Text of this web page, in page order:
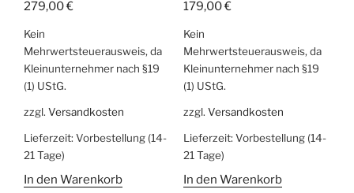
279,00€
Kein
Mehrwertsteuerausweis, da
Kleinunternehmer nach §19
(1) UStG.
zzgl. Versandkosten
Lieferzeit: Vorbestellung (14-
21 Tage)
In den Warenkorb
179,00€
Kein
Mehrwertsteuerausweis, da
Kleinunternehmer nach §19
(1) UStG.
zzgl. Versandkosten
Lieferzeit: Vorbestellung (14-
21 Tage)
In den Warenkorb